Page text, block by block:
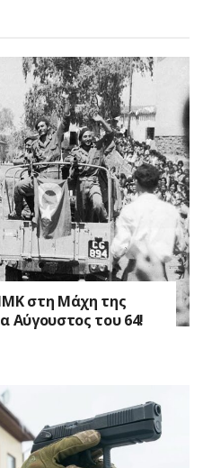
στη Mάχη της
Αύγουστος του 64!